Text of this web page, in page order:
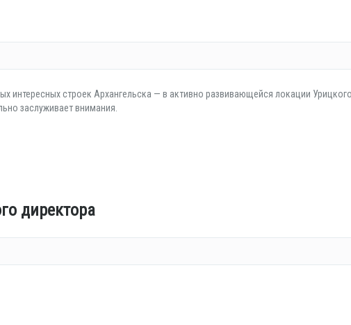
интересных строек Архангельска — в активно развивающейся локации
заслуживает внимания.
директора